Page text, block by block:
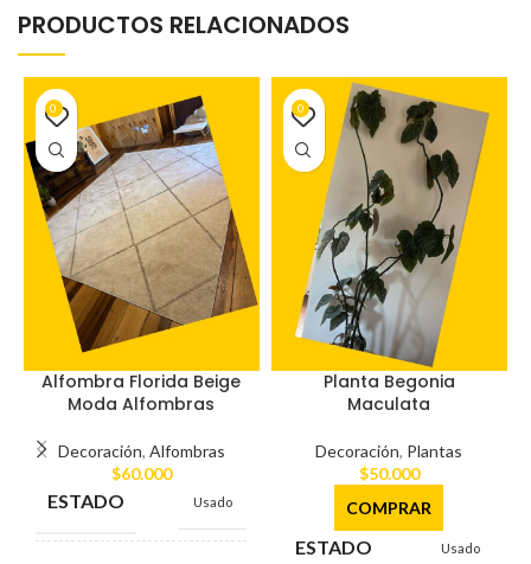
PRODUCTOS RELACIONADOS
Alfombra Florida Beige
Moda Alfombras
Decoración, Alfombras
$60.000
ESTADO Usado
0
Planta Begonia
Maculata
Decoración, Plantas
$50.000
COMPRAR
ESTADO Usado
0